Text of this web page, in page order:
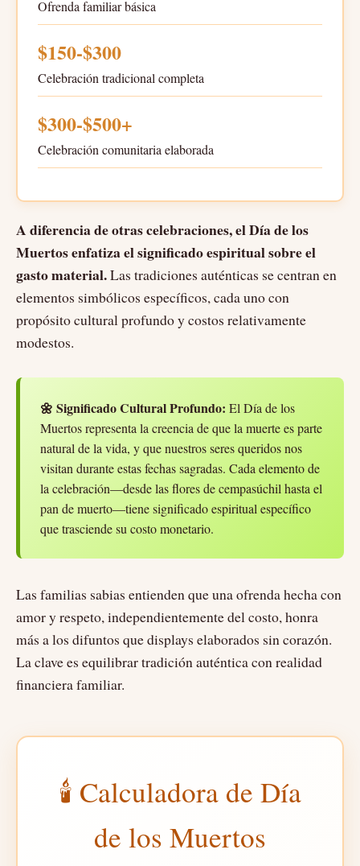
Ofrenda familiar básica
$150-$300
Celebración tradicional completa
$300-$500+
Celebración comunitaria elaborada
A diferencia de otras celebraciones, el Día de los
Muertos enfatiza el significado espiritual sobre el
gasto material.Las tradiciones auténticas se centran en
elementos simbólicos específicos, cada uno con
propósito cultural profundo y costos relativamente
modestos.
🌼 Significado Cultural Profundo: El Día de los
Muertos representa la creencia de que la muerte es parte
natural de la vida, y que nuestros seres queridos nos
visitan durante estas fechas sagradas. Cada elemento de
la celebración—desde las flores de cempasúchil hasta el
pan de muerto—tiene significado espiritual específico
que trasciende su costo monetario.
Las familias sabias entienden que una ofrenda hecha con
amor y respeto, independientemente del costo, honra
más a los difuntos que displays elaborados sin corazón.
La clave es equilibrar tradición auténtica con realidad
financiera familiar.
🕯️ Calculadora de Día
de los Muertos